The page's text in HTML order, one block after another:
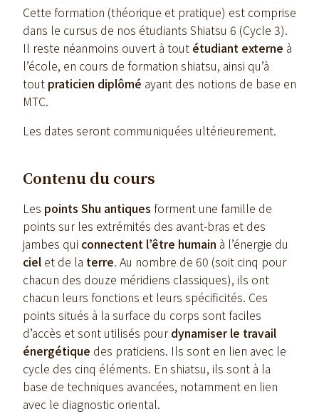
Cette formation (théorique et pratique) est comprise
dans le cursus de nos étudiants Shiatsu 6 (Cycle 3).
Il reste néanmoins ouvert à tout étudiant externe à
l’école, en cours de formation shiatsu, ainsi qu’à
tout praticien diplômé ayant des notions de base en
MTC.
Les dates seront communiquées ultérieurement.
Contenu du cours
Les points Shu antiques forment une famille de
points sur les extrémités des avant-bras et des
jambes qui connectent l’être humain à l’énergie du
ciel et de la terre. Au nombre de 60 (soit cinq pour
chacun des douze méridiens classiques), ils ont
chacun leurs fonctions et leurs spécificités. Ces
points situés à la surface du corps sont faciles
d’accès et sont utilisés pourdynamiser le travail
énergétique des praticiens. Ils sont en lien avec le
cycle des cinq éléments. En shiatsu, ils sont à la
base de techniques avancées, notamment en lien
avec le diagnostic oriental.